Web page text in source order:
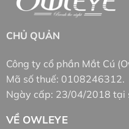
CHỦ QUẢN
Công ty cổ phần Mắt Cú
Mã số thuế: 0108246312.
Ngày cấp: 23/04/2018 tại
VỀ OWLEYE